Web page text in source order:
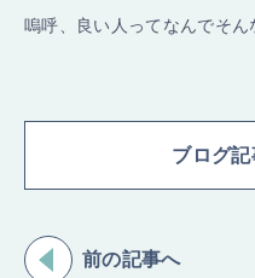
嗚呼、良い人ってなんでそん
ブログ
前の記事へ